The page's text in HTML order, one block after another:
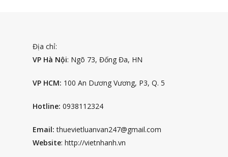
Địa chỉ:
VP Hà Nội: Ngõ 73, Đống Đa, HN
VP HCM: 100 An Dương Vương, P3, Q. 5
Hotline: 0938112324
Email: thuevietluanvan247@gmail.com
Website: http://vietnhanh.vn